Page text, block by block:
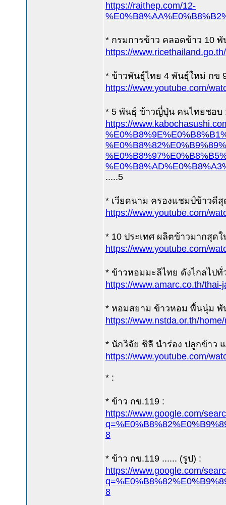
https://raithep.com/12-
* กรมการข้าว คลอดข้าว 10 พั
https://
* ข้าวพันธุ์ไทย 4 พันธุ์ใหม่ กข
https://www.youtube.com/
* 5 พันธุ์ ข้าวญี่ปุ่น คนไทยชอบ
https://
.....5
* เวียดนาม ครองแชมป์ข้าวดี
https://www.youtube.com/
* 10 ประเทศ ผลิตข้าวมากสุดใ
https://www.youtube.com/
* ข้าวหอมมะลิไทย ดังไกลไปทั่
https://www.amarc.co.th/
* หอมสยาม ข้าวหอม พื้นนุ่ม พั
https://www.nstda.or.th/
* นักวิจัย ชิลี นำร่อง ปลูกข้าว
https://www.youtube.com/
* :
* ข้าว กข.119 :
https://www.google.com/
8
* ข้าว กข.119 ...... (รูป) :
https://www.google.com/
8